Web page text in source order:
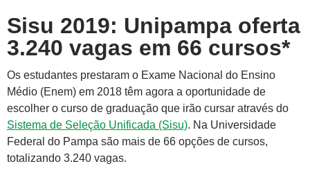
Sisu 2019: Unipampa oferta
3.240 vagas em 66 cursos*
Os estudantes prestaram o Exame Nacional do Ensino
Médio (Enem) em 2018 têm agora a oportunidade de
escolher o curso de graduação que irão cursar através do
Sistema de Seleção Unificada (Sisu). Na Universidade
Federal do Pampa são mais de 66 opções de cursos,
totalizando 3.240 vagas.